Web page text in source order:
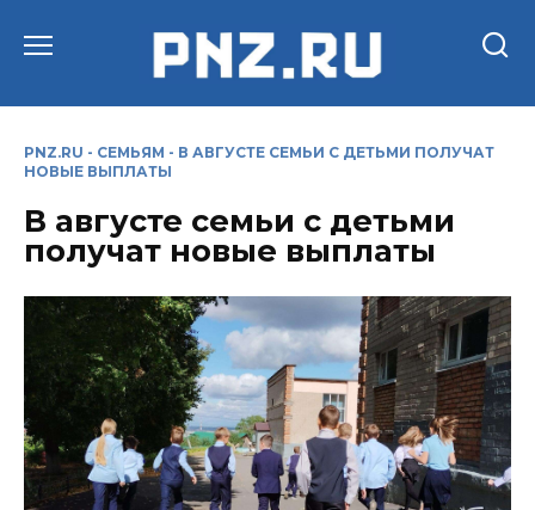
PNZ.RU - СЕМЬЯМ - В АВГУСТЕ СЕМЬИ С ДЕТЬМИ ПОЛУЧАТ
НОВЫЕ ВЫПЛАТЫ
В августе семьи с детьми
получат новые выплаты